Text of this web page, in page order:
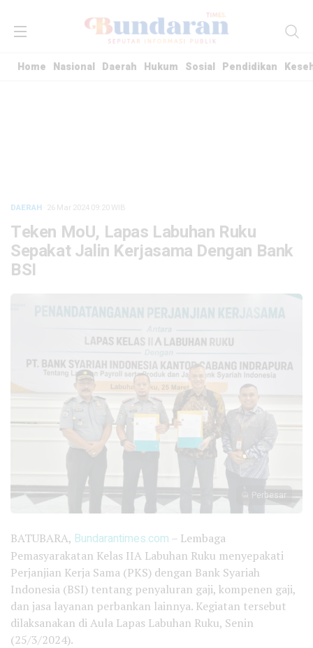
Home Nasional Daerah Hukum Sosial Pendidikan
DAERAH · 26 Mar 2024 09:20WIB
Teken MoU, Lapas Labuhan Ruku
Sepakat Jalin Kerjasama Dengan Bank
BSI
Perbesar
BATUBARA, Bundarantimes.com – Lembaga
Pemasyarakatan Kelas IIA Labuhan Ruku menyepakati
Perjanjian Kerja Sama (PKS) dengan Bank Syariah
Indonesia (BSI) tentang penyaluran gaji, kompenen gaji,
dan jasa layanan perbankan lainnya. Kegiatan tersebut
dilaksanakan di Aula Lapas Labuhan Ruku, Senin
(25/3/2024).